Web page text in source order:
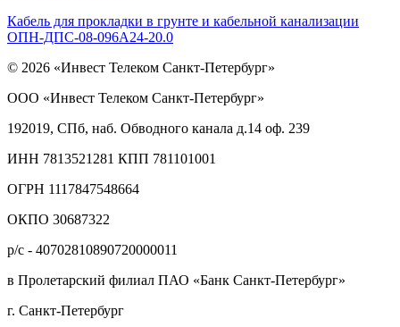
Кабель для прокладки в грунте и кабельной канализации
ОПН-ДПС-08-096А24-20.0
© 2026 «Инвест Телеком Санкт-Петербург»
ООО «Инвест Телеком Санкт-Петербург»
192019, СПб, наб. Обводного канала д.14 оф. 239
ИНН 7813521281 КПП 781101001
ОГРН 1117847548664
ОКПО 30687322
р/с - 40702810890720000011
в Пролетарский филиал ПАО «Банк Санкт-Петербург»
г. Санкт-Петербург